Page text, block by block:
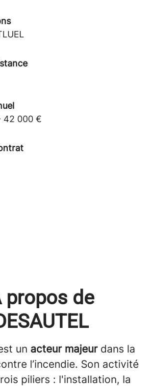
42 000 €
propos de
un acteur majeurdans la
l’incendie. Son activité
piliers : l'installation, la